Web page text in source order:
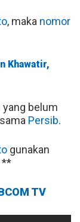
, maka nomor
Khawatir,
yang belum
Persib.
gunakan
**
TV